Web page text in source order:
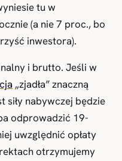
tu w
(a nie 7 proc., bo
inwestora).
i brutto. Jeśli w
„zjadła” znaczną
nabywczej będzie
odprowadzić 19-
uwzględnić opłaty
otrzymujemy